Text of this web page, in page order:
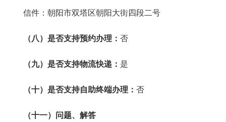
信件：朝阳市双塔区朝阳大街四段二号
（八）是否支持预约办理： 否
（九）是否支持物流快递： 是
（十）是否支持自助终端办理： 否
（十一）问题、解答